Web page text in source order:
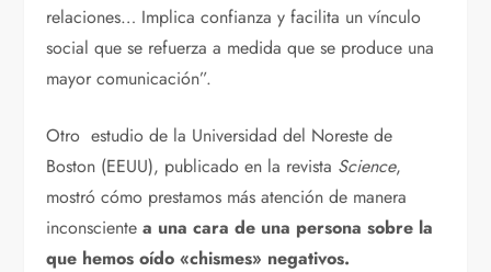
relaciones… Implica confianza y facilita un vínculo
social que se refuerza a medida que se produce una
mayor comunicación”.
Otro estudio de la Universidad del Noreste de
Boston (EEUU), publicado en la revista Science,
mostró cómo prestamos más atención de manera
inconscientea una cara de una persona sobre la
que hemos oído «chismes» negativos.